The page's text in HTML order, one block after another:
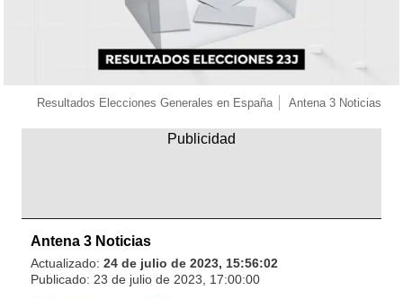
Resultados Elecciones Generales en España Antena 3 Noticias
Antena 3 Noticias
Actualizado: 24 de julio de 2023, 15:56:02
Publicado: 23 de julio de 2023, 17:00:00